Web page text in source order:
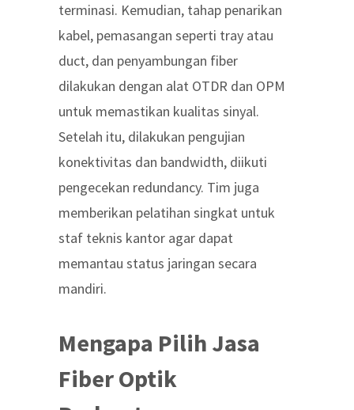
terminasi. Kemudian, tahap penarikan
kabel, pemasangan seperti tray atau
duct, dan penyambungan fiber
dilakukan dengan alat OTDR dan OPM
untuk memastikan kualitas sinyal.
Setelah itu, dilakukan pengujian
konektivitas dan bandwidth, diikuti
pengecekan redundancy. Tim juga
memberikan pelatihan singkat untuk
staf teknis kantor agar dapat
memantau status jaringan secara
mandiri.
Mengapa Pilih Jasa
Fiber Optik